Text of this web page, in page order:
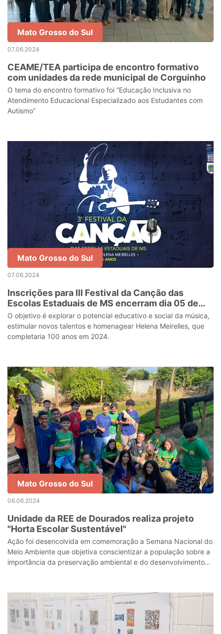
Mato Grosso do Sul
07.06.2024
CEAME/TEA participa de encontro formativo
com unidades da rede municipal de Corguinho
O tema do encontro formativo foi “Educação Inclusiva no
Atendimento Educacional Especializado aos Estudantes com
Autismo”
Mato Grosso do Sul
07.06.2024
Inscrições para III Festival da Canção das
Escolas Estaduais de MS encerram dia 05 de
julho
O objetivo é explorar o potencial educativo e social da música,
estimular novos talentos e homenagear Helena Meirelles, que
completaria 100 anos em 2024.
Mato Grosso do Sul
06.06.2024
Unidade da REE de Dourados realiza projeto
"Horta Escolar Sustentável"
Ação foi desencolvida em comemoração a Semana Nacional do
Meio Ambiente que objetiva conscientizar a população sobre a
importância da preservação ambiental e do desenvolvimento